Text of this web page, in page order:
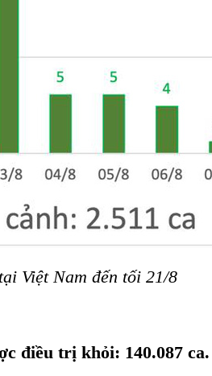
Việt Nam đến tối 21/8
điều trị khỏi: 140.087 ca.